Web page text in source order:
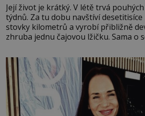
Její život je krátký. V létě trvá
týdnů. Za tu dobu navštíví
stovky kilometrů a vyrobí přibližně
zhruba jednu čajovou lžičku. Sama o
tisíc příslušnic svého včelstva,
nejdokonalejších organismů